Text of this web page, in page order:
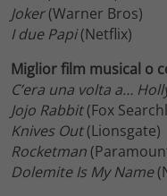
Joker(Warner Bros)
I due Papi(Netflix)
Miglior film musical o
C’era una volta a…
Jojo Rabbit(Fox
Knives Out(Lionsgate)
Rocketman
Dolemite Is My Name